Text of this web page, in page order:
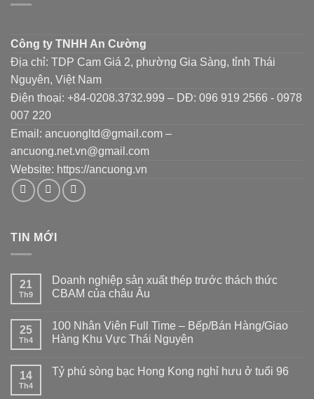
Công ty TNHH An Cường
Địa chỉ: TDP Cam Giá 2, phường Gia Sàng, tỉnh Thái
Nguyên, Việt Nam
Điện thoại: +84-0208.3732.999 – DĐ: 096 919 2566 - 0978
007 220
Email: ancuongltd@gmail.com –
ancuong.net.vn@gmail.com
Website: https://ancuong.vn
TIN MỚI
21
Th9
Doanh nghiệp sản xuất thép trước thách thức
CBAM của châu Âu
25
Th4
100 Nhân Viên Full Time – Bếp/Bán Hàng/Giao
Hàng Khu Vực Thái Nguyên
14
Th4
Tỷ phú sòng bạc Hong Kong nghỉ hưu ở tuổi 96